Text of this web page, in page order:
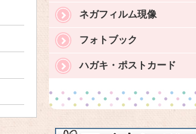
ネガフィルム現像
フォトブック
ハガキ・ポストカード